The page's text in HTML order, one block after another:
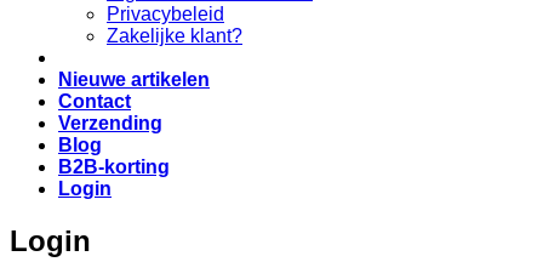
Privacybeleid
Zakelijke klant?
Nieuwe artikelen
Contact
Verzending
Blog
B2B-korting
Login
Login